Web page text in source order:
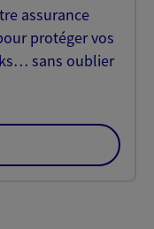
assurance
protéger vos
sans oublier